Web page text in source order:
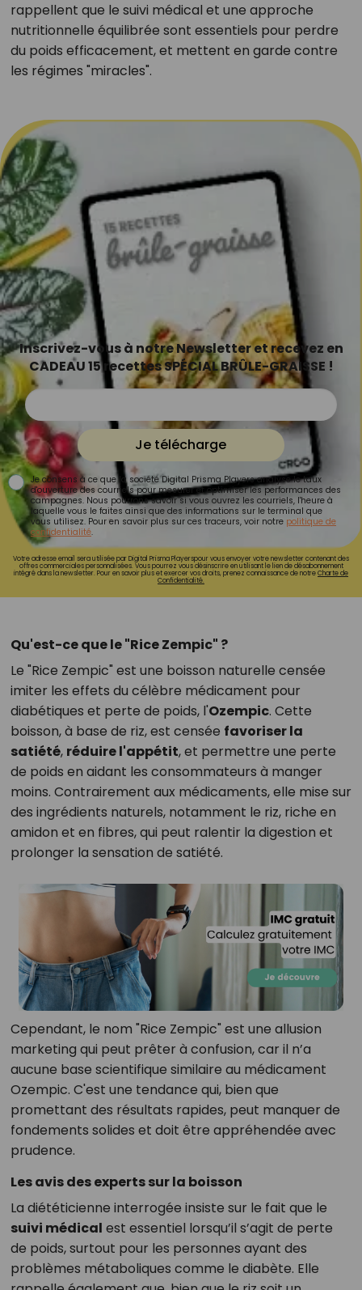
rappellent que le suivi médical et une approche
nutritionnelle équilibrée sont essentiels pour perdre
du poids efficacement, et mettent en garde contre
les régimes "miracles".
Inscrivez-vous à notre Newsletter et recevez en
CADEAU 15 recettes SPÉCIAL BRÛLE-GRAISSE !
Je télécharge
Je consens à ce que la société Digital Prisma Players analyse le taux
d'ouverture des courriels pour mesurer et optimiser les performances des
campagnes. Nous pourrons savoir si vous ouvrez les courriels, l'heure à
laquelle vous le faites ainsi que des informations sur le terminal que
vous utilisez. Pour en savoir plus sur ces traceurs, voir notre politique de
confidentialité.
Votre adresse email sera utilisée par Digital Prisma Playerspour vous envoyer votre newsletter contenant des
offres commerciales personnalisées. Vous pourrez vous désinscrire en utilisant le lien de désabonnement
intégré dans la newsletter. Pour en savoir plus et exercer vos droits, prenez connaissance de notreCharte de
Confidentialité.
Qu'est-ce que le "Rice Zempic" ?
Le "Rice Zempic" est une boisson naturelle censée
imiter les effets du célèbre médicament pour
diabétiques et perte de poids, l'Ozempic. Cette
boisson, à base de riz, est censée favoriser la
satiété, réduire l'appétit, et permettre une perte
de poids en aidant les consommateurs à manger
moins. Contrairement aux médicaments, elle mise sur
des ingrédients naturels, notamment le riz, riche en
amidon et en fibres, qui peut ralentir la digestion et
prolonger la sensation de satiété.
Cependant, le nom "Rice Zempic" est une allusion
marketing qui peut prêter à confusion, car il n’a
aucune base scientifique similaire au médicament
Ozempic. C'est une tendance qui, bien que
promettant des résultats rapides, peut manquer de
fondements solides et doit être appréhendée avec
prudence.
Les avis des experts sur la boisson
La diététicienne interrogée insiste sur le fait que le
suivi médical est essentiel lorsqu’il s’agit de perte
de poids, surtout pour les personnes ayant des
problèmes métaboliques comme le diabète. Elle